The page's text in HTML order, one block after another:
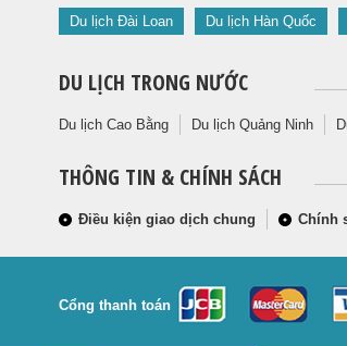
Du lịch Đài Loan Du lịch Hàn Quốc
DU LỊCH TRONG NƯỚC
Du lịch Cao Bằng Du lịch Quảng Ninh
THÔNG TIN & CHÍNH SÁCH
Điều kiện giao dịch chung Chính
Cổng thanh toán